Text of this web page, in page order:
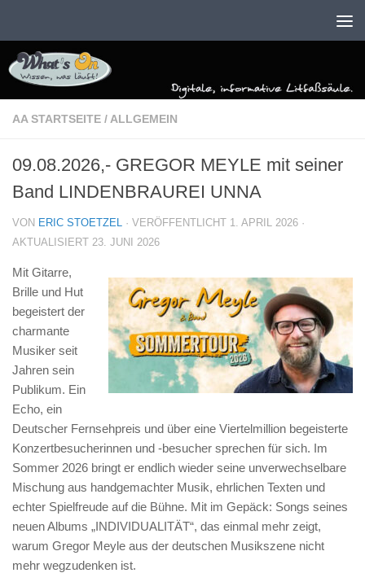
AA STARTSEITE / ALLGEMEIN
09.08.2026,- GREGOR MEYLE mit seiner
Band LINDENBRAUREI UNNA
VON ERIC STOETZEL · VERÖFFENTLICHT 1. APRIL 2026 ·
AKTUALISIERT 23. JUNI 2026
Mit Gitarre,
Brille und Hut
begeistert der
charmante
Musiker seit
Jahren sein
Publikum. Ein
Echo, ein
Deutscher Fernsehpreis und über eine Viertelmillion begeisterte
Konzertbesucherinnen und -besucher sprechen für sich. Im
Sommer 2026 bringt er endlich wieder seine unverwechselbare
Mischung aus handgemachter Musik, ehrlichen Texten und
echter Spielfreude auf die Bühne. Mit im Gepäck: Songs seines
neuen Albums „INDIVIDUALITÄT“, das einmal mehr zeigt,
warum Gregor Meyle aus der deutschen Musikszene nicht
mehr wegzudenken ist.